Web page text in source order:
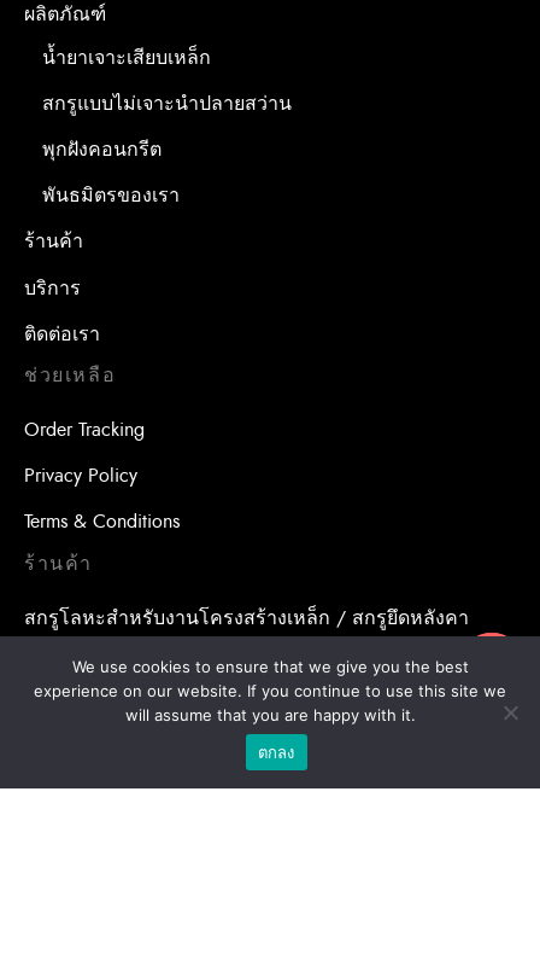
ผลิตภัณฑ์
น้ำยาเจาะเสียบเหล็ก
สกรูแบบไม่เจาะนำปลายสว่าน
พุกฝังคอนกรีต
พันธมิตรของเรา
ร้านค้า
บริการ
ติดต่อเรา
ช่วยเหลือ
Order Tracking
Privacy Policy
Terms & Conditions
ร้านค้า
สกรูโลหะสำหรับงานโครงสร้างเหล็ก / สกรูยึดหลังคา
อุปกรณ์เสริมสำหรับหลังคา
น้ำยาเคมีสำหรับงานเจาะเสียบเหล็ก / พุกเคมี
น้ำยาเคมีสำหรับงานเจาะเสียบเหล็ก / อุปกรณ์เสริมสำหรับ
จุดยึดสารเคมี
We use cookies to ensure that we give you the best
experience on our website. If you continue to use this site we
will assume that you are happy with it.
ตกลง
ขอใบเสนอราคา